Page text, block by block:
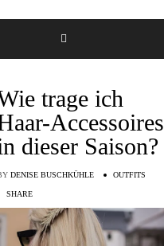
trage ich
Accessoires
dieser Saison?
DENISE BUSCHKÜHLE OUTFITS
SHARE